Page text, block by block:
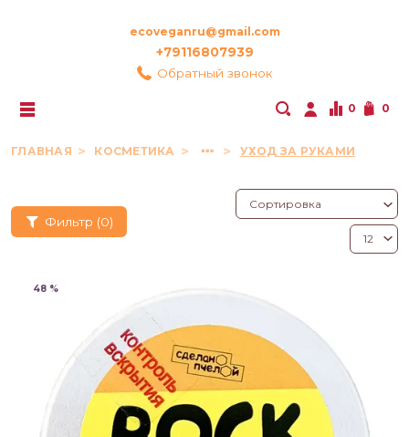
ecoveganru@gmail.com
+79116807939
Обратный звонок
0 0
ГЛАВНАЯ КОСМЕТИКА УХОД ЗА РУКАМИ
Фильтр (0)
48 %